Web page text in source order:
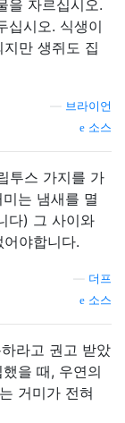
을 자르십시오.
십시오. 식생이
만 생쥐도 집
브라이언
소스
투스 가지를 가
는 냄새를 멸
다) 그 사이와
야합니다.
더프
소스
라고 권고 받았
을 때, 우연의
거미가 전혀